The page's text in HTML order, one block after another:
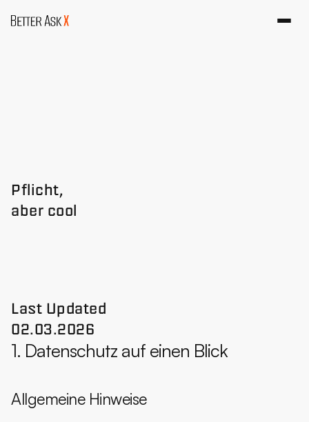
Pflicht,
aber cool
Last Updated
02.03.2026
1. Datenschutz auf einen Blick
Allgemeine Hinweise